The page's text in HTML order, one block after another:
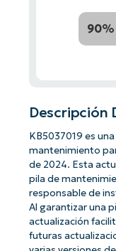
90%
Descripción
KB5037019 es
mantenimiento
de 2024. Esta
pila de
responsable de
Al garantizar una
actualización
futuras